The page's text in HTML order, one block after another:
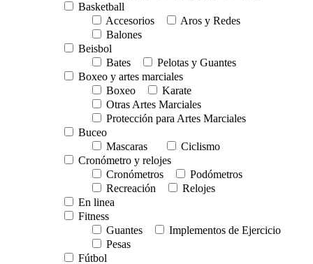
Basketball
Accesorios
Aros y Redes
Balones
Beisbol
Bates
Pelotas y Guantes
Boxeo y artes marciales
Boxeo
Karate
Otras Artes Marciales
Protección para Artes Marciales
Buceo
Mascaras
Ciclismo
Cronómetro y relojes
Cronómetros
Podómetros
Recreación
Relojes
En linea
Fitness
Guantes
Implementos de Ejercicio
Pesas
Fútbol